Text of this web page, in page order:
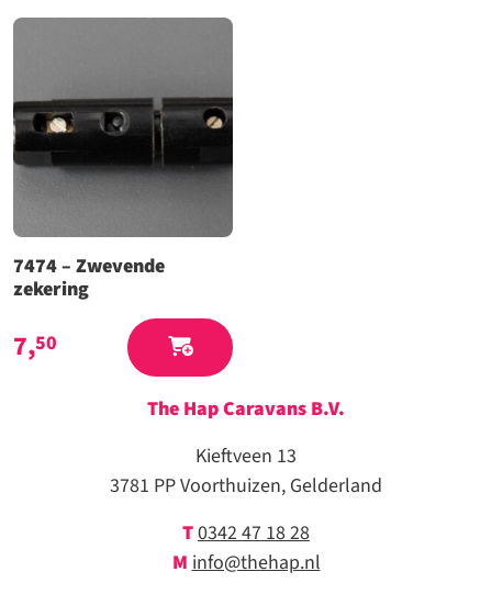
7474 – Zwevende
zekering
7,50
The Hap Caravans B.V.
Kieftveen 13
3781 PP Voorthuizen, Gelderland
T0342 47 18 28
M info@thehap.nl